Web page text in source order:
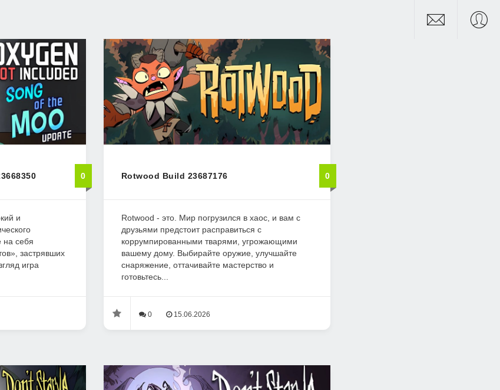
0
и
на себя
застрявших
игра
Rotwood Build 23687176 0
Rotwood - это. Мир погрузился в хаос, и вам с
друзьями предстоит расправиться с
коррумпированными тварями, угрожающими
вашему дому. Выбирайте оружие, улучшайте
снаряжение, оттачивайте мастерство и
готовьтесь...
0 15.06.2026